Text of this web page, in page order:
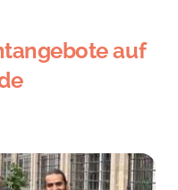
auf